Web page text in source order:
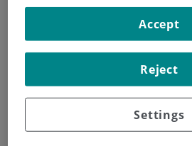
Equipo Médico
Diagnósticos
Instalaciones, Técnicas Y
Settings
Reject
Accept